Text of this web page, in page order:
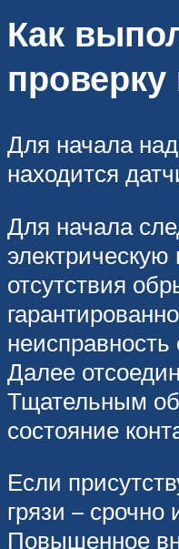
Как
проверку
Для начала
находится
Для начала
отсутствия
неисправность
Далее
Тщательным
состояние
Если
грязи – срочно
Повышенное